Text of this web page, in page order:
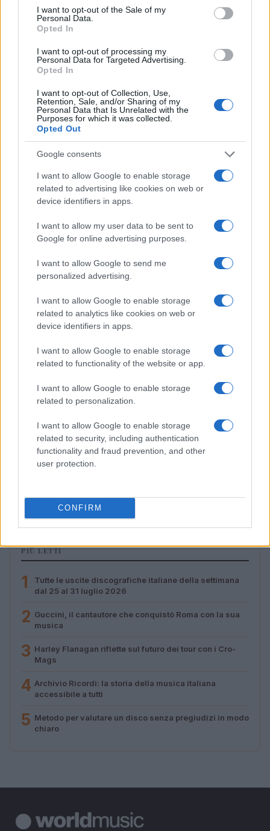
consent section.
I want to opt-out of the Sale of my
Personal Data.
Opted In
I want to opt-out of processing my
Personal Data for Targeted Advertising.
Opted In
I want to opt-out of Collection, Use,
Retention, Sale, and/or Sharing of my
Personal Data that Is Unrelated with the
Purposes for which it was collected.
Opted Out
Google consents
I want to allow Google to enable storage
related to advertising like cookies on web or
device identifiers in apps.
I want to allow my user data to be sent to
Google for online advertising purposes.
I want to allow Google to send me
personalized advertising.
I want to allow Google to enable storage
related to analytics like cookies on web or
device identifiers in apps.
I want to allow Google to enable storage
related to functionality of the website or app.
I want to allow Google to enable storage
related to personalization.
I want to allow Google to enable storage
related to security, including authentication
functionality and fraud prevention, and other
user protection.
CONFIRM
Tutte le uscite discografiche italiane della settimana
dal 25 al 31 luglio 2026
Letizia Fontana · 8 Ago 2026
Guccini, il cantautore che conquistò Roma con la sua
musica
Letizia Fontana · 7 Ago 2026
PIÙ LETTI
1
Tutte le uscite discografiche italiane della settimana
dal 25 al 31 luglio 2026
2 Guccini, il cantautore che conquistò Roma con la sua
musica
3 Harley Flanagan riflette sul futuro dei tour con i Cro-
Mags
4 Archivio Ricordi: la storia della musica italiana
accessibile a tutti
5 Metodo per valutare un disco senza pregiudizi in modo
chiaro